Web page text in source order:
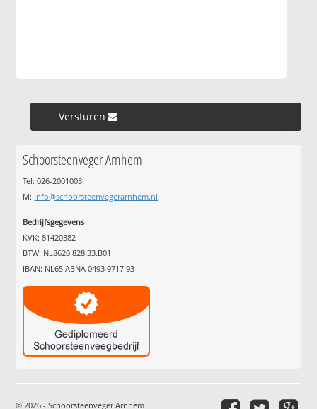
Versturen »
Schoorsteenveger Arnhem
Tel: 026-2001003
M: info@schoorsteenvegerarnhem.nl
Bedrijfsgegevens
KVK: 81420382
BTW: NL8620.828.33.B01
IBAN: NL65 ABNA 0493 9717 93
© 2026 - Schoorsteenveger Arnhem